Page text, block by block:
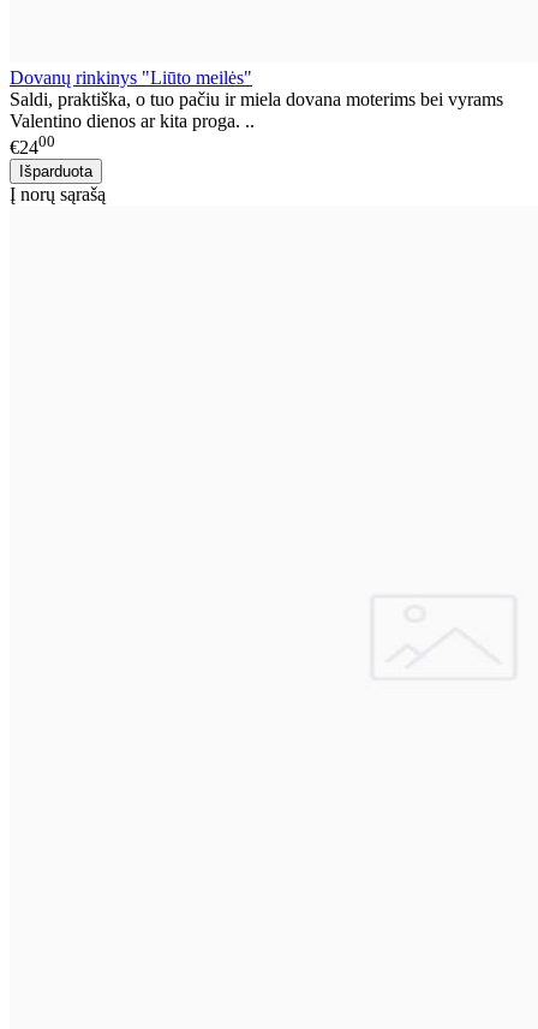
Dovanų rinkinys "Liūto meilės"
Saldi, praktiška, o tuo pačiu ir miela dovana moterims bei vyrams
Valentino dienos ar kita proga. ..
€2400
Į norų sąrašą